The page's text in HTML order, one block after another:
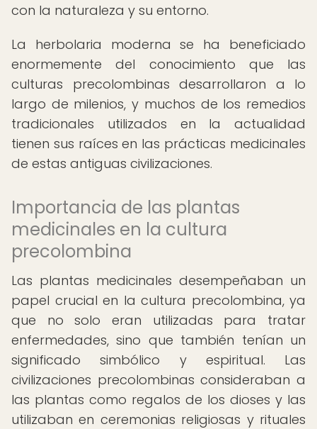
con la naturaleza y su entorno.
La herbolaria moderna se ha beneficiado
enormemente del conocimiento que las
culturas precolombinas desarrollaron a lo
largo de milenios, y muchos de los remedios
tradicionales utilizados en la actualidad
tienen sus raíces en las prácticas medicinales
de estas antiguas civilizaciones.
Importancia de las plantas
medicinales en la cultura
precolombina
Las plantas medicinales desempeñaban un
papel crucial en la cultura precolombina, ya
que no solo eran utilizadas para tratar
enfermedades, sino que también tenían un
significado simbólico y espiritual. Las
civilizaciones precolombinas consideraban a
las plantas como regalos de los dioses y las
utilizaban en ceremonias religiosas y rituales